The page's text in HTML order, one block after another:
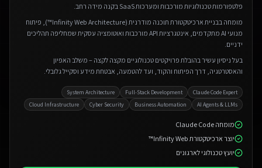
פלטפורמות טכנולוגיות מורכבות ומערכות SaaS בקנה מידה רחב.
מומחה בבניית ארכיטקטורת תוכנה מודרנית (Infinity Web Architecture™), פיתוח
מנועי AI מתקדמים, אינטגרציות API מורכבות ואוטומציה עסקית שמחליפה תהליכים
ידניים.
בעל ניסיון עשיר בהובלת פרויקטים טכנולוגיים מקצה לקצה – משלב האפיון
והאסטרטגיה, דרך הפיתוח והקוד, ועד להטמעה, אבטחת מידע וסקייל גלובלי.
Claude Code Expert
Full-Stack Development
System Architecture
AI Agents & LLMs
Business Automation
Cyber Security
Cloud Infrastructure
מומחה Claude Code
יוצר ארכיטקטורת Infinity Web™
יועץ טכנולוגי לארגונים